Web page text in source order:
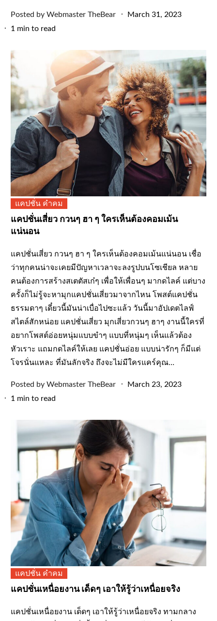
Posted byWebmaster TheBear
Posted
March 31, 2023
1 min to read
แคปชั่น คำคม
แคปชั่นเสี่ยว กวนๆ ฮา ๆ ใครเห็นต้องคอมเม้น
แน่นอน
แคปชั่นเสี่ยว กวนๆ ฮา ๆ ใครเห็นต้องคอมเม้นแน่นอน เชื่อ
ว่าทุกคนน่าจะเคยมีปัญหาเวลาจะลงรูปบนโซเชียล หลาย
คนต้องการสร้างสเตตัสเก๋ๆ เพื่อให้เพื่อนๆ มากดไลค์ แต่บาง
ครั้งก็ไม่รู้จะหามุกแคปชั่นเสี่ยวมาจากไหน โพสต์แคปชั่น
ธรรมดาๆ เดี๋ยวนี้มันน่าเบื่อไปซะแล้ว วันนี้มาอัปเดตไลฟ์
สไตล์สักหน่อย แคปชั่นเสี่ยว มุกเสี่ยวกวนๆ ฮาๆ งานนี้ใครที่
อยากโพสต์อ่อยหนุ่มแบบขำๆ แบบที่หนุ่มๆ เห็นแล้วต้อง
หัวเราะ แถมกดไลค์ให้เลย แคปชั่นอ่อย แบบน่ารักๆ ก็มีแต่
โจรนั่นแหละ ที่มันลักจริง ถึงจะไม่มีใครแคร์คุณ…
Posted byWebmaster TheBear
Posted
March 23, 2023
1 min to read
แคปชั่น คำคม
แคปชั่นเหนื่อยงาน เด็ดๆ เอาให้รู้ว่าเหนื่อยจริง
แคปชั่นเหนื่อยงาน เด็ดๆ เอาให้รู้ว่าเหนื่อยจริง ทามกลาง